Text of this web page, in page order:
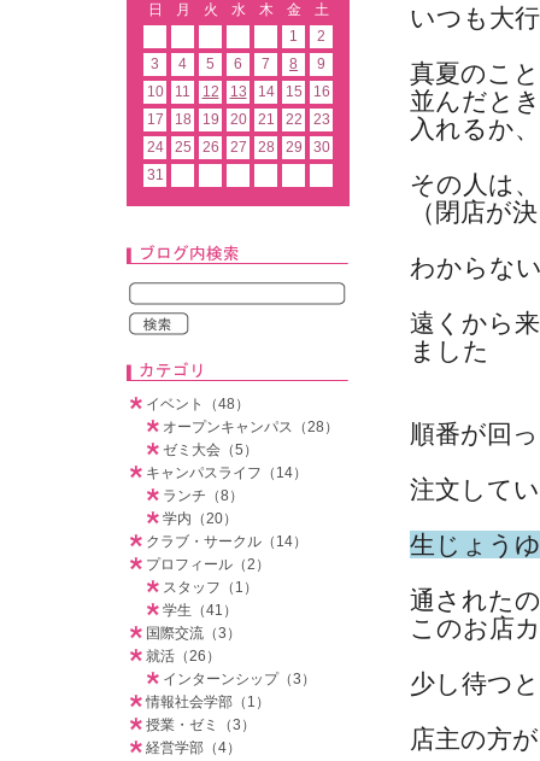
いつも大
真夏のこ
並んだと
入れるか
その人は
（閉店が
わからな
遠くから
ました
順番が回
注文して
生じょう
通された
このお店
少し待つ
店主の方
日 月 火 水 木 金
土
1
2
3
4 5 6 7 8
9
10
11 12 13 14 15
16
17
18 19 20 21 22
23
24
25 26 27 28 29
30
31
イベント（48）
オープンキャンパス（28）
ゼミ大会（5）
キャンパスライフ（14）
ランチ（8）
学内（20）
クラブ・サークル（14）
プロフィール（2）
スタッフ（1）
学生（41）
国際交流（3）
就活（26）
インターンシップ（3）
情報社会学部（1）
授業・ゼミ（3）
経営学部（4）